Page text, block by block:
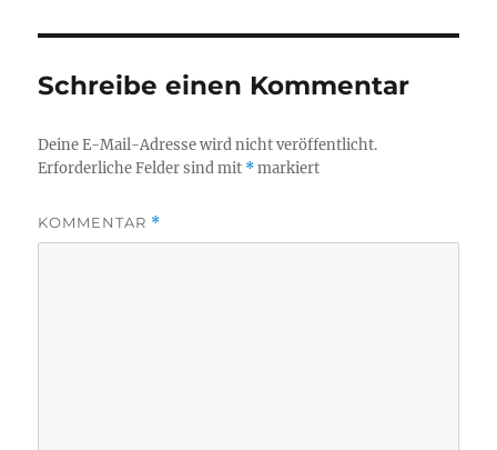
Schreibe einen Kommentar
Deine E-Mail-Adresse wird nicht veröffentlicht.
Erforderliche Felder sind mit *markiert
KOMMENTAR *